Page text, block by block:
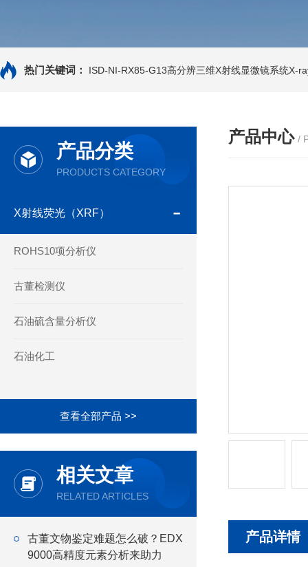
热门关键词： ISD-NI-RX85-G13高分辨三维X射线显微镜系统X-
产品分类
PRODUCTS CATEGORY
X射线荧光（XRF）
ROHS10项分析仪
古董检测仪
石油硫含量分析仪
石油化工
查看全部产品 >>
相关文章
RELATED ARTICLES
古董文物鉴定难题怎么破？EDX
9000高精度元素分析来助力
产品中心 /
产品详情